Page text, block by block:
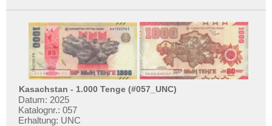
Kasachstan - 1.000 Tenge (#057_UNC)
Datum: 2025
Katalognr.: 057
Erhaltung: UNC